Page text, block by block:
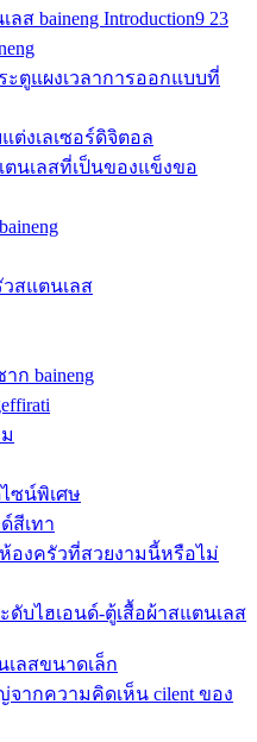
ส baineng Introduction9 23
ะตูแผงเวลาการออกแบบที่
ต่งเลเซอร์ดิจิตอล
นเลสที่เป็นของแข็งขอ
วสแตนเลส
ก baineng
ซน์พิเศษ
สีเทา
องครัวที่สวยงามนี้หรือไม่
ดับไฮเอนด์-ตู้เสื้อผ้าสแตนเลส
ลสขนาดเล็ก
ากความคิดเห็น cilent ของ